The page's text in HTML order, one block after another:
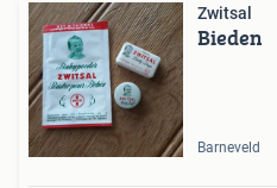
Zwitsal
Bieden
Barneveld